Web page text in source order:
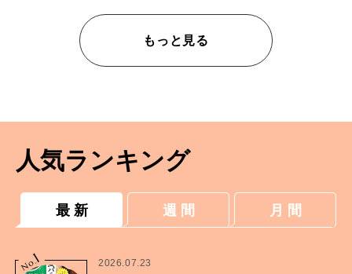
もっと見る
人気ランキング
最 新 週 間 月 間
No.
1 2026.07.23